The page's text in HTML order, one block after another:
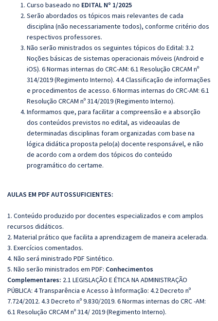
Curso baseado no EDITAL Nº 1/2025
Serão abordados os tópicos mais relevantes de cada
disciplina (não necessariamente todos), conforme critério dos
respectivos professores.
Não serão ministrados os seguintes tópicos do Edital: 3.2
Noções básicas de sistemas operacionais móveis (Android e
iOS). 6 Normas internas do CRC-AM: 6.1 Resolução CRCAM nº
314/2019 (Regimento Interno). 4.4 Classificação de informações
e procedimentos de acesso. 6 Normas internas do CRC-AM: 6.1
Resolução CRCAM nº 314/2019 (Regimento Interno).
Informamos que, para facilitar a compreensão e a absorção
dos conteúdos previstos no edital, as videoaulas de
determinadas disciplinas foram organizadas com base na
lógica didática proposta pelo(a) docente responsável, e não
de acordo com a ordem dos tópicos do conteúdo
programático do certame.
AULAS EM PDF AUTOSSUFICIENTES:
1. Conteúdo produzido por docentes especializados e com amplos
recursos didáticos.
2. Material prático que facilita a aprendizagem de maneira acelerada.
3. Exercícios comentados.
4. Não será ministrado PDF Sintético.
5. Não serão ministrados em PDF: Conhecimentos
Complementares: 2.1 LEGISLAÇÃO E ÉTICA NA ADMINISTRAÇÃO
PÚBLICA: 4 Transparência e Acesso à Informação: 4.2 Decreto nº
7.724/2012. 4.3 Decreto nº 9.830/2019. 6 Normas internas do CRC -AM:
6.1 Resolução CRCAM nº 314/ 2019 (Regimento Interno).